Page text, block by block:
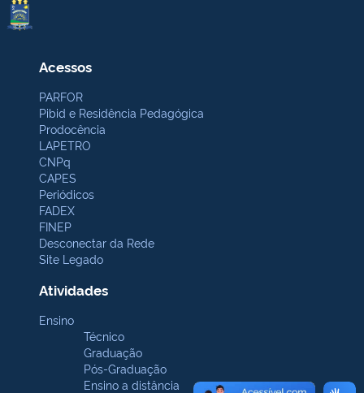
Acessos
PARFOR
Pibid e Residência Pedagógica
Prodocência
LAPETRO
CNPq
CAPES
Periódicos
FADEX
FINEP
Desconectar da Rede
Site Legado
Atividades
Ensino
Técnico
Graduação
Pós-Graduação
Ensino a distância